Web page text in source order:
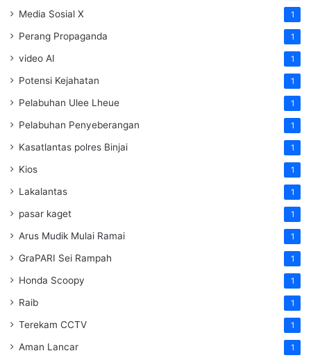
Media Sosial X 1
Perang Propaganda 1
video AI 1
Potensi Kejahatan 1
Pelabuhan Ulee Lheue 1
Pelabuhan Penyeberangan 1
Kasatlantas polres Binjai 1
Kios 1
Lakalantas 1
pasar kaget 1
Arus Mudik Mulai Ramai 1
GraPARI Sei Rampah 1
Honda Scoopy 1
Raib 1
Terekam CCTV 1
Aman Lancar 1